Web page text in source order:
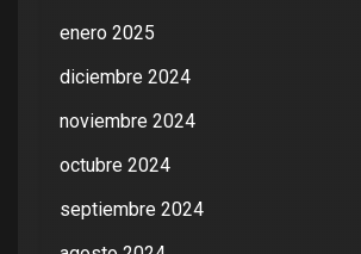
enero 2025
diciembre 2024
noviembre 2024
octubre 2024
septiembre 2024